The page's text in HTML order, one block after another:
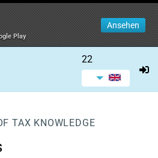
Play
Ansehen
22
TAX KNOWLEDGE